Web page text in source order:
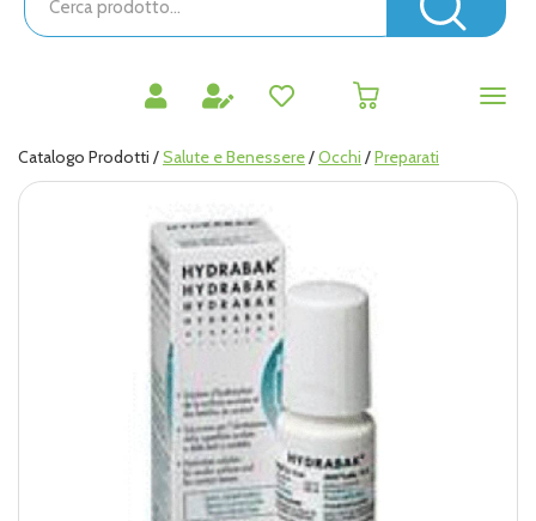
Prodotto
Catalogo Prodotti /Salute e Benessere/Occhi /Preparati